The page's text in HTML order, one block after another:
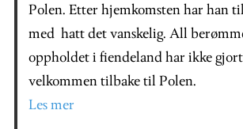
Polen. Etter hjemkomsten har han
med hatt det vanskelig. All
oppholdet i fiendeland har ikke
velkommen tilbake til Polen.
Les mer